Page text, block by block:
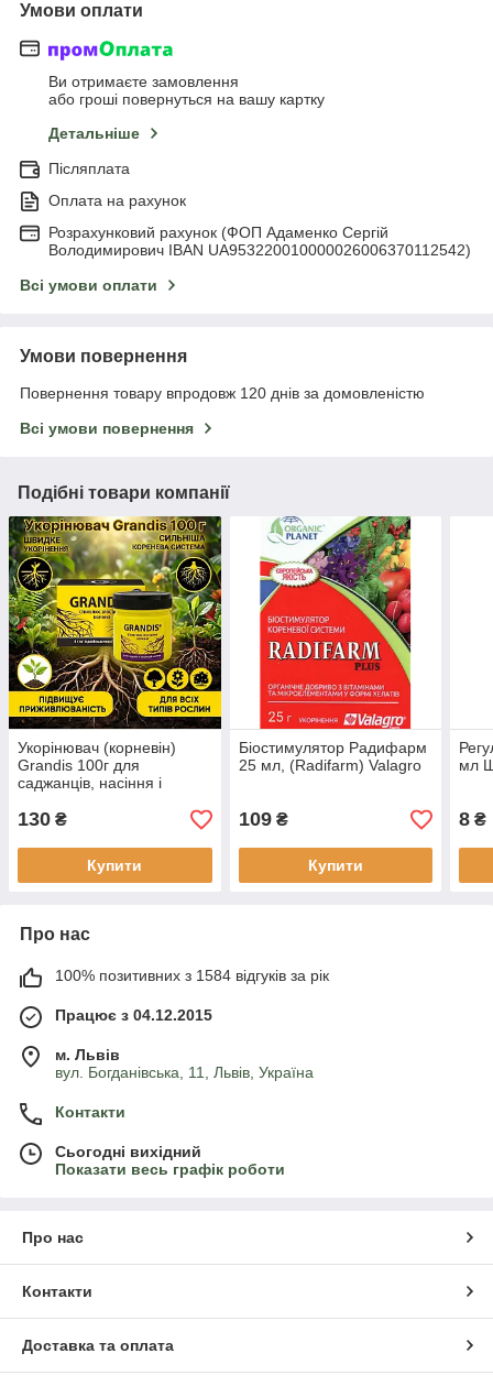
Умови оплати
Ви отримаєте замовлення
або гроші повернуться на вашу картку
Детальніше
Післяплата
Оплата на рахунок
Розрахунковий рахунок (ФОП Адаменко Сергій
Володимирович IBAN UA953220010000026006370112542)
Всі умови оплати
Умови повернення
Повернення товару впродовж 120 днів за домовленістю
Всі умови повернення
Подібні товари компанії
Укорінювач (корневін)
Grandis 100г для
саджанців, насіння і
130 ₴
Купити
Біостимулятор Радифарм
25 мл, (Radifarm) Valagro
109₴
Купити
мл
8 ₴
Про нас
100% позитивних з 1584 відгуків за рік
Працює з 04.12.2015
м. Львів
вул. Богданівська, 11, Львів, Україна
Контакти
Сьогодні вихідний
Показати весь графік роботи
Про нас
Контакти
Доставка та оплата